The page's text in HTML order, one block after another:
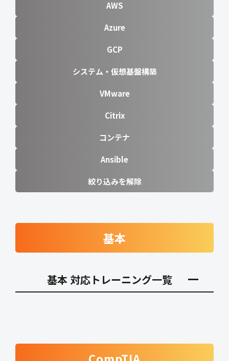
AWS
Azure
GCP
システム・仮想基盤構築
VMware
Citrix
コンテナ
Ansible
絞り込みを解除
基本
基本 対応トレーニング一覧